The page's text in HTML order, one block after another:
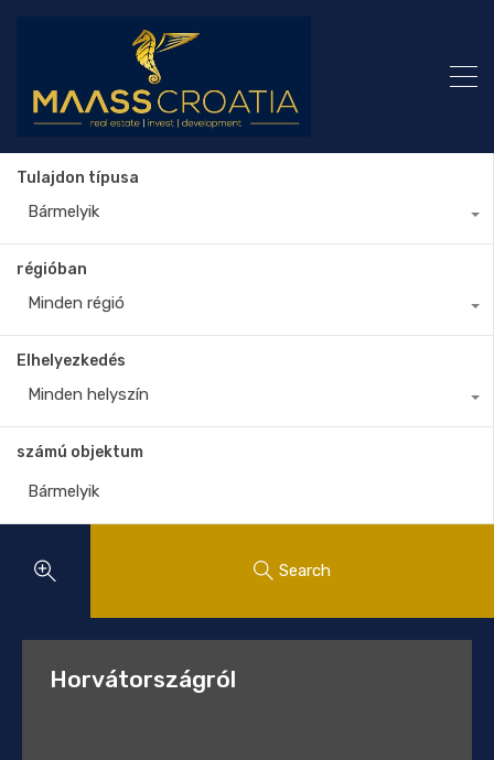
Tulajdon típusa
Bármelyik
régióban
Minden régió
Elhelyezkedés
Minden helyszín
számú objektum
Search
Horvátországról